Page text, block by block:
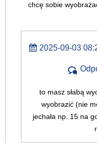
chcę sobie
2025-09-03
to masz słabą
wyobrazić (nie
jechała np. 15 na